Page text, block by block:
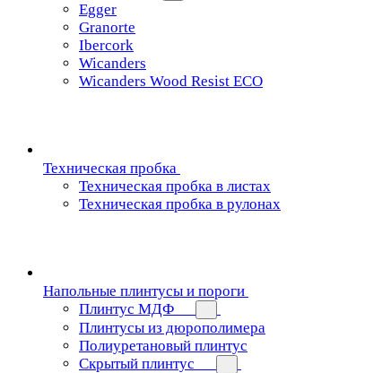
Egger
Granorte
Ibercork
Wicanders
Wicanders Wood Resist ECO
Техническая пробка
Техническая пробка в листах
Техническая пробка в рулонах
Напольные плинтусы и пороги
Плинтус МДФ
Плинтусы из дюрополимера
Полиуретановый плинтус
Скрытый плинтус